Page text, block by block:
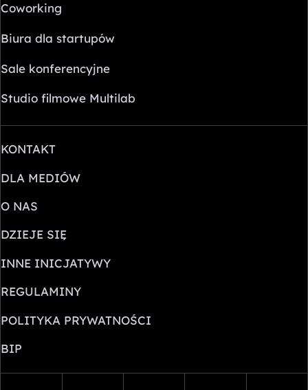
Coworking
Biura dla startupów
Sale konferencyjne
Studio filmowe Multilab
KONTAKT
DLA MEDIÓW
O NAS
DZIEJE SIĘ
INNE INICJATYWY
REGULAMINY
POLITYKA PRYWATNOŚCI
BIP